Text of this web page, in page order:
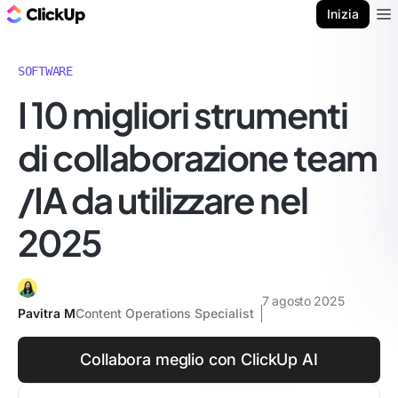
Inizia
SOFTWARE
I 10 migliori strumenti
di collaborazione team
/IA da utilizzare nel
2025
Pavitra MContent Operations Specialist
7 agosto 2025
Collabora meglio con ClickUp AI